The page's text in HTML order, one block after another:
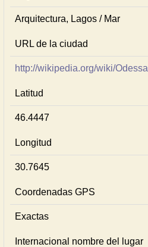
Arquitectura, Lagos / Mar
URL de la ciudad
http://wikipedia.org/wiki/Odessa
Latitud
46.4447
Longitud
30.7645
Coordenadas GPS
Exactas
Internacional nombre del lugar